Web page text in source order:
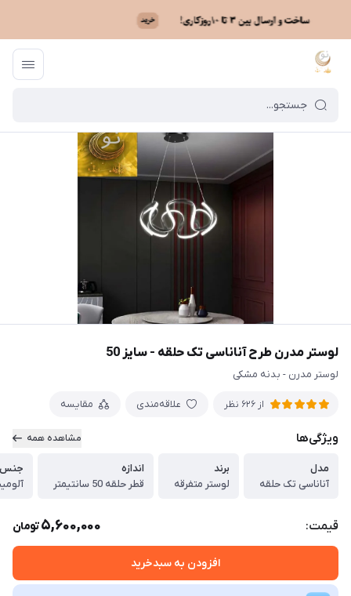
ماه نو / فهرست محصولات
لوستر مدرن طرح آناناسی تک حلقه - سایز 50
لوستر مدرن - بدنه مشکی
از 626 نظر علاقه‌مندی مقایسه
ویژگی‌ها مشاهده همه
مدل
آناناسی تک حلقه
برند
لوستر متفرقه
اندازه
قطر حلقه 50 سانتیمتر
جنس
آلومینیوم
قیمت: 5,600,000تومان
افزودن به سبدخرید